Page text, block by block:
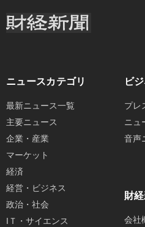
ニュースカテゴリ
最新ニュース一覧
主要ニュース
企業・産業
マーケット
経済
経営・ビジネス
政治・社会
IＴ・サイエンス
ビ
プレ
ニュ
音声
財
会社